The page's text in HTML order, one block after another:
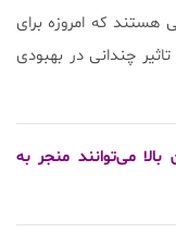
که امروزه برای
چندانی در بهبودی
می‌توانند منجر به